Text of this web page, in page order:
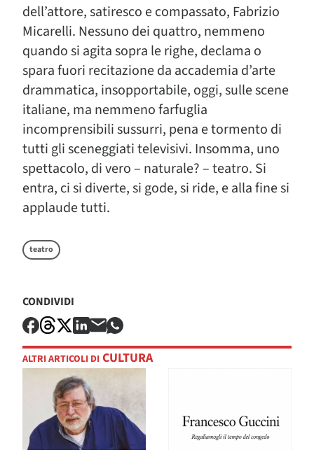
dell’attore, satiresco e compassato, Fabrizio
Micarelli. Nessuno dei quattro, nemmeno
quando si agita sopra le righe, declama o
spara fuori recitazione da accademia d’arte
drammatica, insopportabile, oggi, sulle scene
italiane, ma nemmeno farfuglia
incomprensibili sussurri, pena e tormento di
tutti gli sceneggiati televisivi. Insomma, uno
spettacolo, di vero – naturale? – teatro. Si
entra, ci si diverte, si gode, si ride, e alla fine si
applaude tutti.
teatro
CONDIVIDI
ALTRI ARTICOLI DI CULTURA